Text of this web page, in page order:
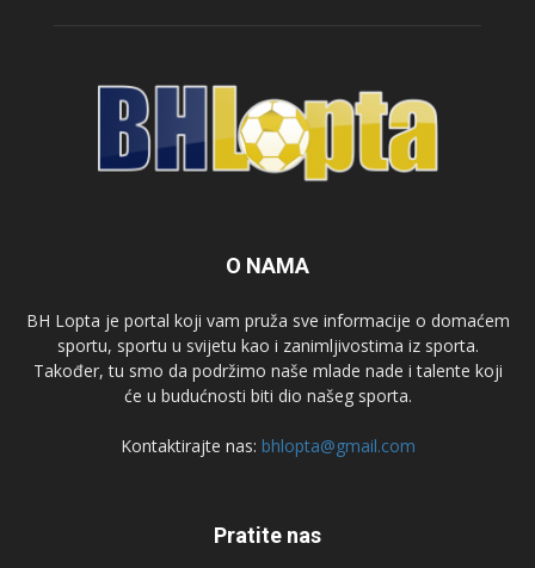
O NAMA
BH Lopta je portal koji vam pruža sve informacije o domaćem
sportu, sportu u svijetu kao i zanimljivostima iz sporta.
Također, tu smo da podržimo naše mlade nade i talente koji
će u budućnosti biti dio našeg sporta.
Kontaktirajte nas: bhlopta@gmail.com
Pratite nas